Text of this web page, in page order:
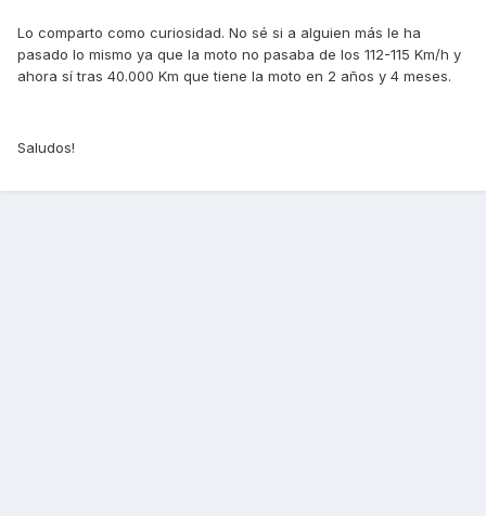
Lo comparto como curiosidad. No sé si a alguien más le ha
pasado lo mismo ya que la moto no pasaba de los 112-115 Km/h y
ahora sí tras 40.000 Km que tiene la moto en 2 años y 4 meses.
Saludos!